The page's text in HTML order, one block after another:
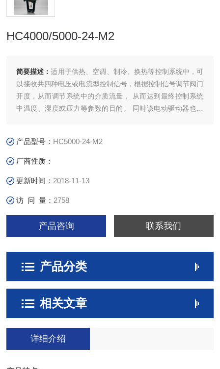
HC4000/5000-24-M2
简要描述：适用于供热、空调、制冷、换热等控制系统中，可
以接收共四种电压或电流型控制信号，根据控制信号调节阀门
开度，从而调节系统中的介质流量， 从而达到最终控制系统
中温度、湿度或压力等参数的目的。 同时该电动驱动器也适
产品型号： HC5000-24-M2
厂商性质：
更新时间： 2018-11-13
访 问 量： 2758
产品咨询 联系我们
产品分类
相关文章
详细介绍